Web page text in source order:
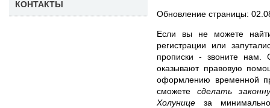
Обновление страницы:
Если вы не можете
регистрации или
прописки - звоните нам.
оказывают правовую
оформлению временной
сможете сделать
Холунице за
КОНТАКТЫ